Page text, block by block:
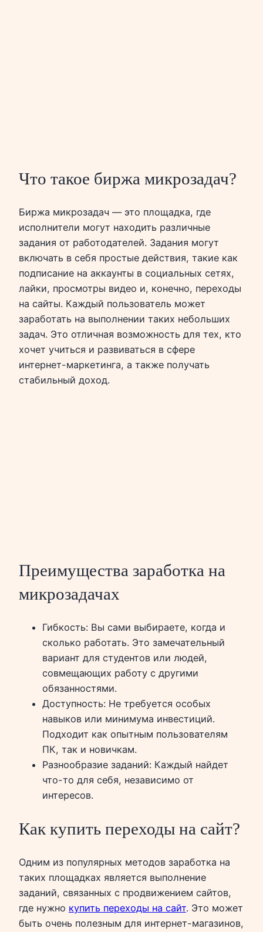
Что такое биржа микрозадач?
Биржа микрозадач — это площадка, где
исполнители могут находить различные
задания от работодателей. Задания могут
включать в себя простые действия, такие как
подписание на аккаунты в социальных сетях,
лайки, просмотры видео и, конечно, переходы
на сайты. Каждый пользователь может
заработать на выполнении таких небольших
задач. Это отличная возможность для тех, кто
хочет учиться и развиваться в сфере
интернет-маркетинга, а также получать
стабильный доход.
Преимущества заработка на
микрозадачах
Гибкость: Вы сами выбираете, когда и
сколько работать. Это замечательный
вариант для студентов или людей,
совмещающих работу с другими
обязанностями.
Доступность: Не требуется особых
навыков или минимума инвестиций.
Подходит как опытным пользователям
ПК, так и новичкам.
Разнообразие заданий: Каждый найдет
что-то для себя, независимо от
интересов.
Как купить переходы на сайт?
Одним из популярных методов заработка на
таких площадках является выполнение
заданий, связанных с продвижением сайтов,
где нужно купить переходы на сайт. Это может
быть очень полезным для интернет-магазинов,